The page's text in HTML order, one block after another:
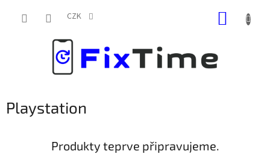
CZK
Playstation
Produkty teprve připravujeme.